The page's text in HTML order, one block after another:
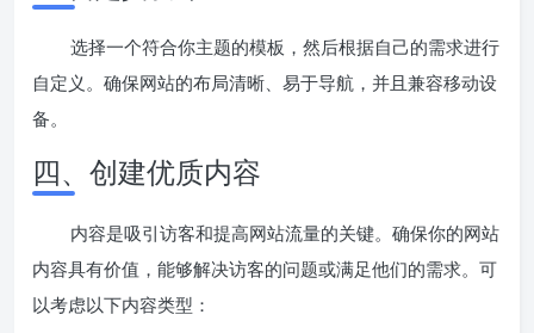
选择一个符合你主题的模板，然后根据自己的需求进行
自定义。确保网站的布局清晰、易于导航，并且兼容移动设
备。
四、创建优质内容
内容是吸引访客和提高网站流量的关键。确保你的网站
内容具有价值，能够解决访客的问题或满足他们的需求。可
以考虑以下内容类型：